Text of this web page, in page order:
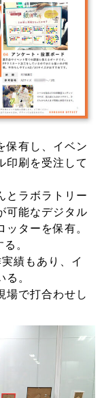
保有し、イベン
印刷を受注して
とラボラトリー
可能なデジタル
ターを保有。
。
績もあり、イ
。
場で打合わせし